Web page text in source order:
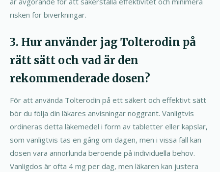
risken för biverkningar.
3. Hur använder jag Tolterodin på
rätt sätt och vad är den
rekommenderade dosen?
För att använda Tolterodin på ett säkert och effektivt sätt
bör du följa din läkares anvisningar noggrant. Vanligtvis
ordineras detta läkemedel i form av tabletter eller kapslar,
som vanligtvis tas en gång om dagen, men i vissa fall kan
dosen vara annorlunda beroende på individuella behov.
Vanligdos är ofta 4 mg per dag, men läkaren kan justera